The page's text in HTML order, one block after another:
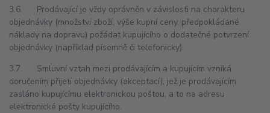
3.6. Prodávající je vždy oprávněn v závislosti na charakteru
objednávky (množství zboží, výše kupní ceny, předpokládané
náklady na dopravu) požádat kupujícího o dodatečné potvrzení
objednávky (například písemně či telefonicky).
3.7. Smluvní vztah mezi prodávajícím a kupujícím vzniká
doručením přijetí objednávky (akceptací), jež je prodávajícím
zasláno kupujícímu elektronickou poštou, a to na adresu
elektronické pošty kupujícího.